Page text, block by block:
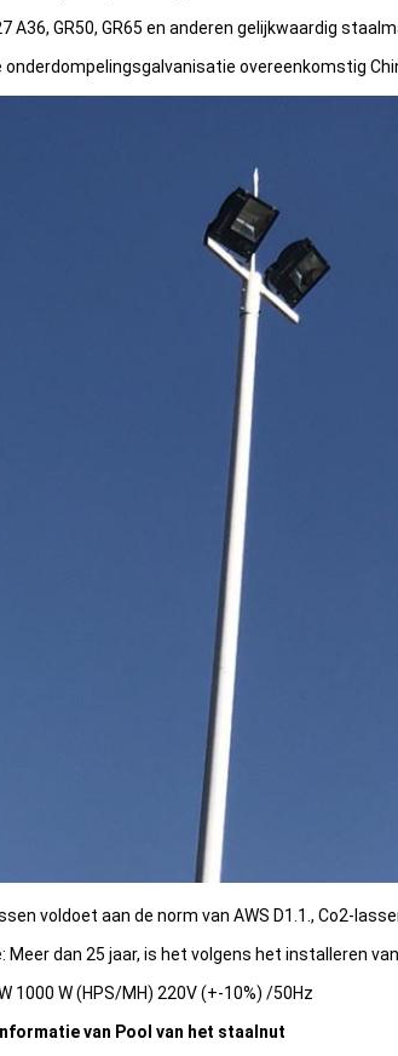
A36, GR50, GR65 en anderen gelijkwaardig
onderdompelingsgalvanisatie overeenkomstig
voldoet aan de norm van AWS D1.1., Co2-
Meer dan 25 jaar, is het volgens het installeren
1000 W (HPS/MH) 220V (+-10%) /50Hz
van Pool van het staalnut